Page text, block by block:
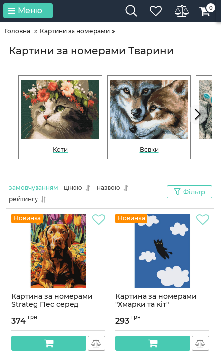
Меню 0
Головна Картини за номерами ...
Картини за номерами Тварини
Коти Вовки
замовчуванням ціною
назвою
рейтингу
Фільтр
Новинка
Картина за номерами
Strateg Пес серед
1288)
Артикул:SS-1288
374 грн
Новинка
Картина за номерами
"Хмарки та кіт"
AC 30х40 смк
Артикул:11709-AC
293 грн